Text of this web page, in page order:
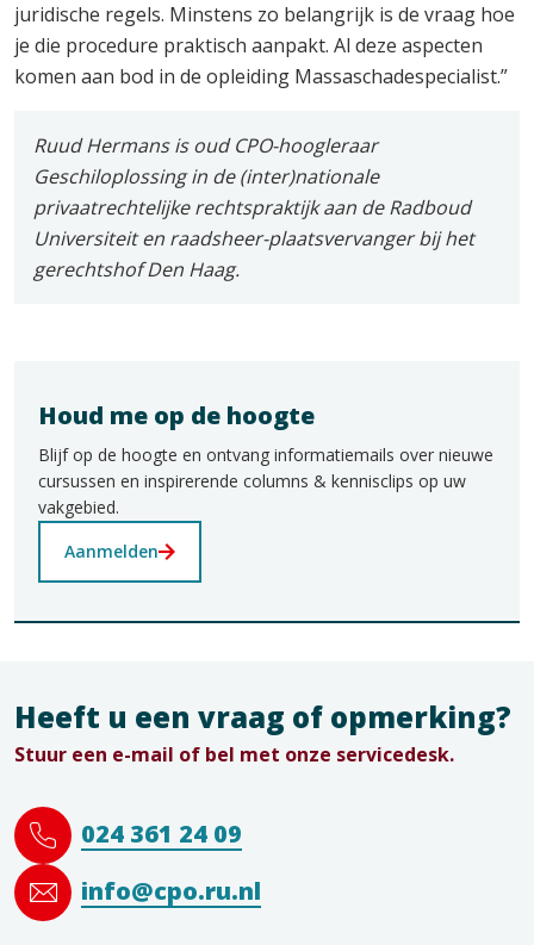
juridische regels. Minstens zo belangrijk is de vraag hoe
je die procedure praktisch aanpakt. Al deze aspecten
komen aan bod in de opleiding Massaschadespecialist.”
Ruud Hermans is oud CPO-hoogleraar
Geschiloplossing in de (inter)nationale
privaatrechtelijke rechtspraktijk aan de Radboud
Universiteit en raadsheer-plaatsvervanger bij het
gerechtshof Den Haag.
Houd me op de hoogte
Blijf op de hoogte en ontvang informatiemails over nieuwe
cursussen en inspirerende columns & kennisclips op uw
vakgebied.
Aanmelden
Heeft u een vraag of opmerking?
Stuur een e-mail of bel met onze servicedesk.
024 361 24 09
info@cpo.ru.nl